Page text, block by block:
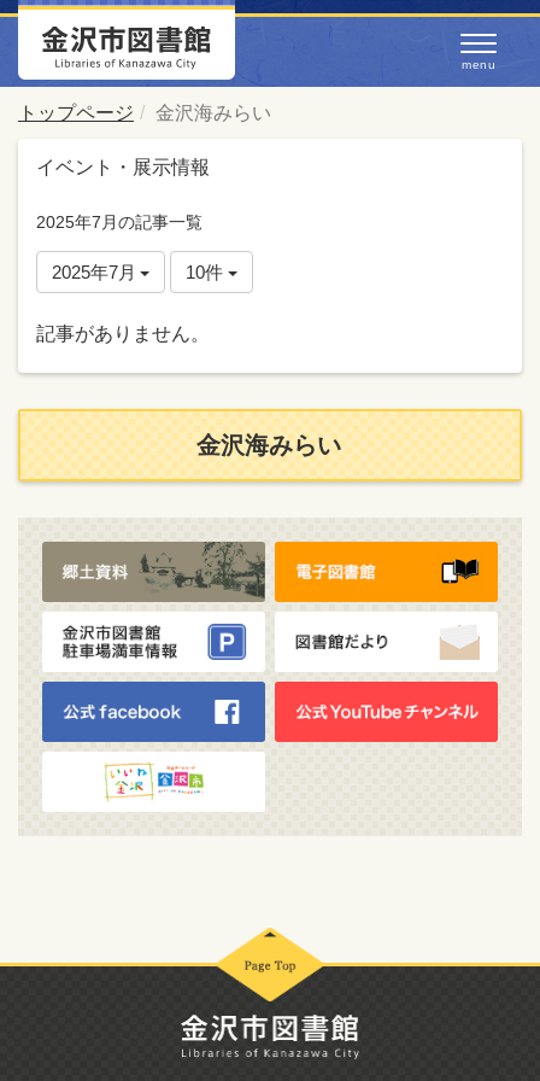
トップページ 金沢海みらい
イベント・展示情報
2025年7月の記事一覧
2025年7月 10件
記事がありません。
金沢海みらい